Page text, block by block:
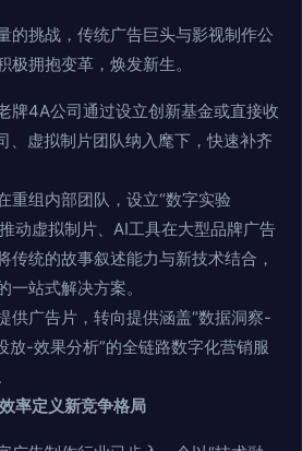
的挑战，传统广告巨头与影视制作公
拥抱变革，焕发新生。
牌4A公司通过设立创新基金或直接收
、虚拟制片团队纳入麾下，快速补齐
重组内部团队，设立“数字实验
动虚拟制片、AI工具在大型品牌广告
传统的故事叙述能力与新技术结合，
一站式解决方案。
供广告片，转向提供涵盖“数据洞察-
-效果分析”的全链路数字化营销服
率定义新竞争格局